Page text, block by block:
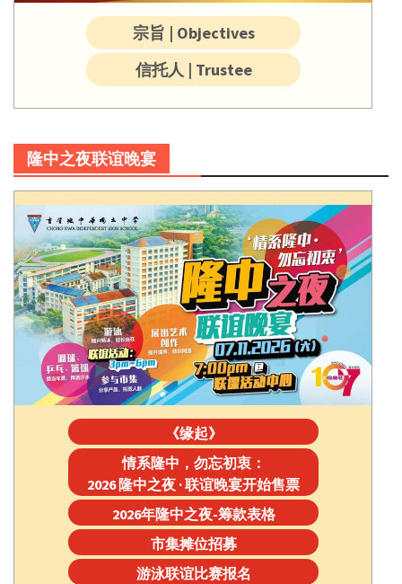
宗旨 | Objectives
信托人 | Trustee
隆中之夜联谊晚宴
《缘起》
情系隆中，勿忘初衷：
2026 隆中之夜 · 联谊晚宴开始售票
2026年隆中之夜-筹款表格
市集摊位招募
游泳联谊比赛报名